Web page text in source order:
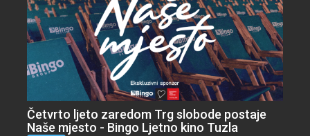
Četvrto ljeto zaredom Trg slobode postaje
Naše mjesto - Bingo Ljetno kino Tuzla